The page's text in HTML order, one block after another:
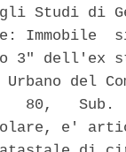
Studi di
3" dell'ex
del
80,
e'